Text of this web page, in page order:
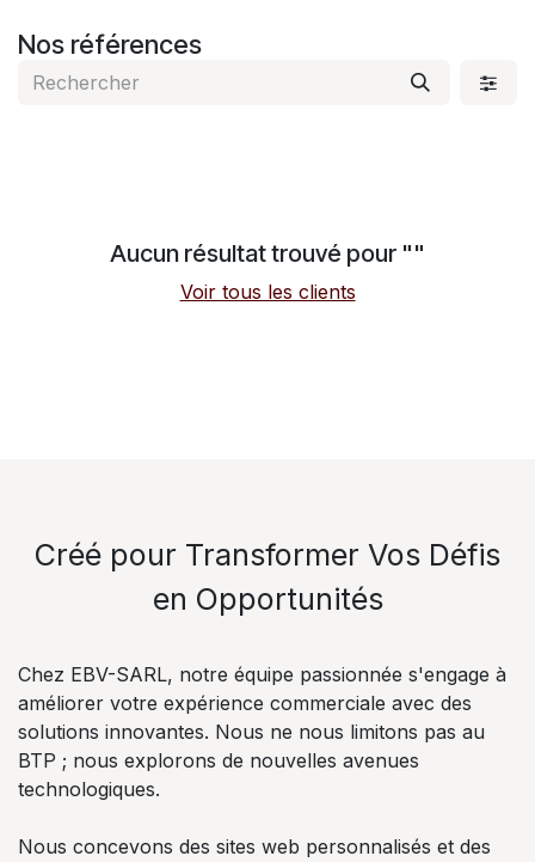
Nos références
Aucun résultat trouvé pour ""
Voir tous les clients
Créé pour Transformer Vos Défis
en Opportunités
Chez EBV-SARL, notre équipe passionnée s'engage à
améliorer votre expérience commerciale avec des
solutions innovantes. Nous ne nous limitons pas au
BTP ; nous explorons de nouvelles avenues
technologiques.
Nous concevons des sites web personnalisés et des